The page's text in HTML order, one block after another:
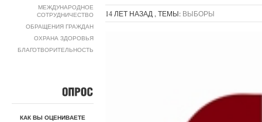
МЕЖДУНАРОДНОЕ
СОТРУДНИЧЕСТВО
ОБРАЩЕНИЯ ГРАЖДАН
ОХРАНА ЗДОРОВЬЯ
БЛАГОТВОРИТЕЛЬНОСТЬ
КАК ВЫ ОЦЕНИВАЕТЕ
14 ЛЕТ НАЗАД , ТЕМЫ: ВЫБОРЫ